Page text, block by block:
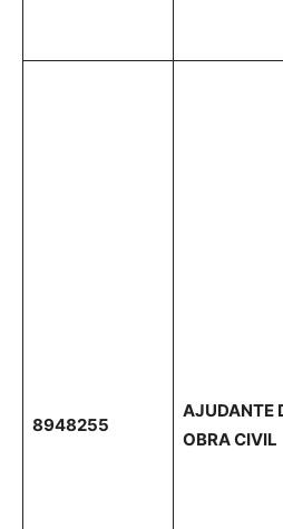
8948255
AJUDANTE
OBRA CIVIL